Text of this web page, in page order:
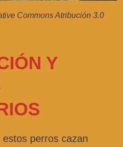
Commons Atribución 3.0
Y
perros cazan